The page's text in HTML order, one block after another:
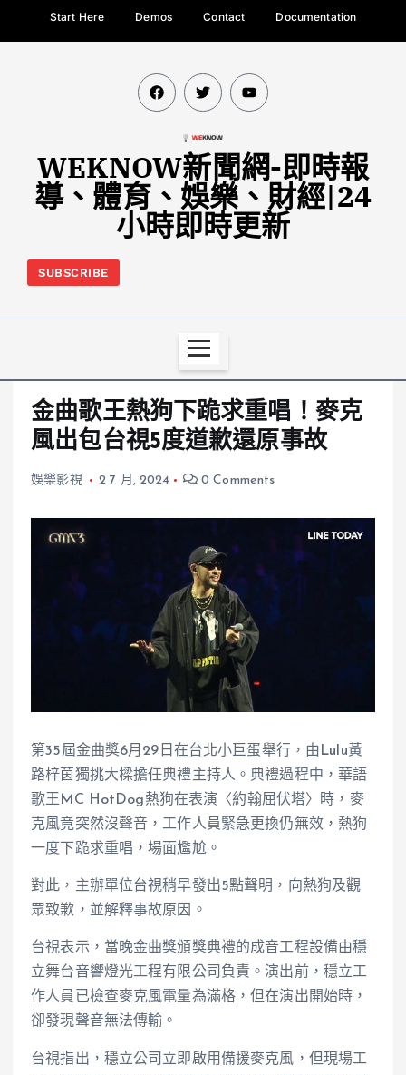
Start Here Demos Contact Documentation
WEKNOW新聞網-即時報
導、體育、娛樂、財經|24
小時即時更新
SUBSCRIBE
金曲歌王熱狗下跪求重唱！麥克
風出包台視5度道歉還原事故
娛樂影視 2 7 月, 2024 0 Comments
第35屆金曲獎6月29日在台北小巨蛋舉行，由Lulu黃
路梓茵獨挑大樑擔任典禮主持人。典禮過程中，華語
歌王MC HotDog熱狗在表演〈約翰屈伏塔〉時，麥
克風竟突然沒聲音，工作人員緊急更換仍無效，熱狗
一度下跪求重唱，場面尷尬。
對此，主辦單位台視稍早發出5點聲明，向熱狗及觀
眾致歉，並解釋事故原因。
台視表示，當晚金曲獎頒獎典禮的成音工程設備由穩
立舞台音響燈光工程有限公司負責。演出前，穩立工
作人員已檢查麥克風電量為滿格，但在演出開始時，
卻發現聲音無法傳輸。
台視指出，穩立公司立即啟用備援麥克風，但現場工